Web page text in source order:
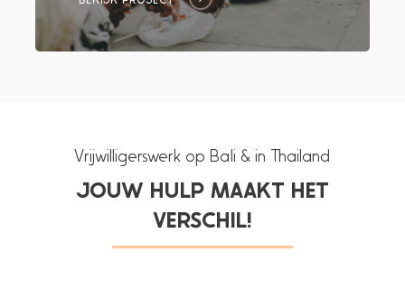
Vrijwilligerswerk op Bali & in Thailand
JOUW HULP MAAKT HET
VERSCHIL!